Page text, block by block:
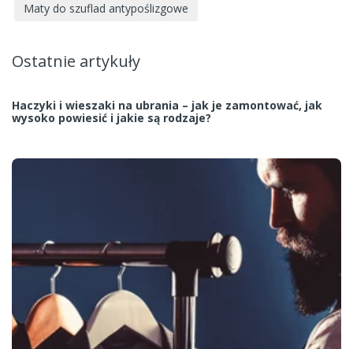
Maty do szuflad antypoślizgowe
Ostatnie artykuły
Haczyki i wieszaki na ubrania – jak je zamontować, jak
wysoko powiesić i jakie są rodzaje?